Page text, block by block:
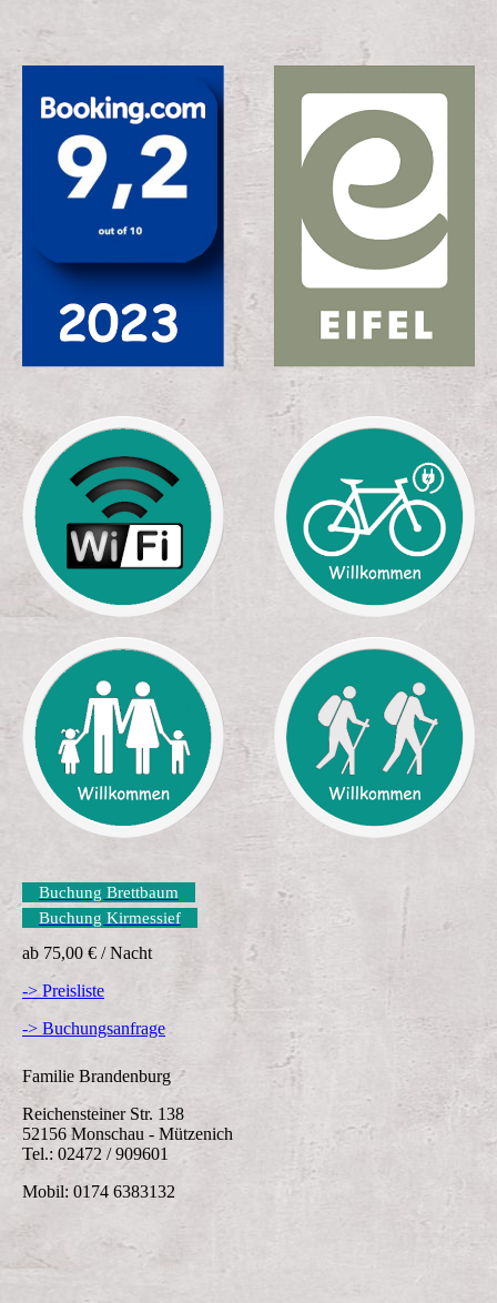
Buchung Brettbaum
Buchung Kirmessief
ab 75,00 € / Nacht
-> Preisliste
-> Buchungsanfrage
Familie Brandenburg
Reichensteiner Str. 138
52156 Monschau - Mützenich
Tel.: 02472 / 909601
Mobil: 0174 6383132